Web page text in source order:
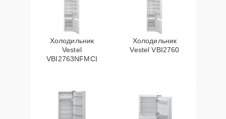
Холодильник
Vestel
VBI2763NFMCI
Холодильник
Vestel VBI2760